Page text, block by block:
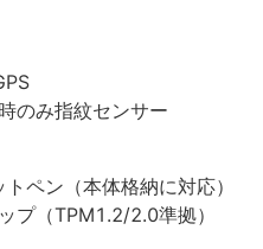
のみ指紋センサー
ペン（本体格納に対応）
プ（TPM1.2/2.0準拠）